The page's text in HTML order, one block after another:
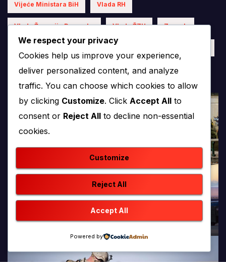
Vijeće Ministara BiH Vlada RH
Vlada Županije Posavske Vlada ŽZH Zagreb
We respect your privacy
Cookies help us improve your experience,
deliver personalized content, and analyze
traffic. You can choose which cookies to allow
by clicking Customize. Click Accept All to
consent or Reject All to decline non-essential
cookies.
Customize
Reject All
Accept All
Powered by